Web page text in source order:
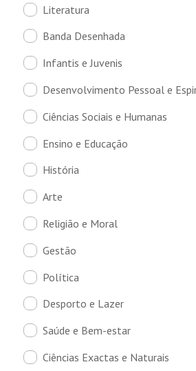
Literatura
Banda Desenhada
Infantis e Juvenis
Desenvolvimento Pessoal e
Ciências Sociais e Humanas
Ensino e Educação
História
Arte
Religião e Moral
Gestão
Política
Desporto e Lazer
Saúde e Bem-estar
Ciências Exactas e Naturais